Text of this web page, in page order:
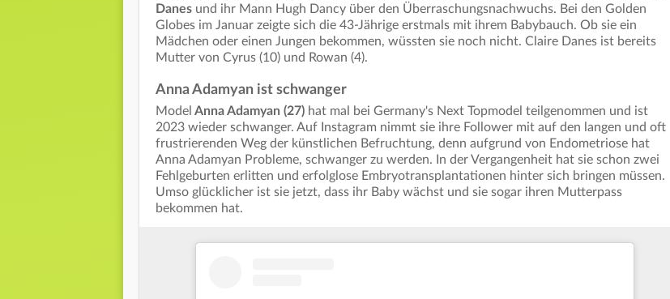
Danes und ihr Mann Hugh Dancy über den Überraschungsnachwuchs. Bei den Golden
Globes im Januar zeigte sich die 43-Jährige erstmals mit ihrem Babybauch. Ob sie ein
Mädchen oder einen Jungen bekommen, wüssten sie noch nicht. Claire Danes ist bereits
Mutter von Cyrus (10) und Rowan (4).
Anna Adamyan ist schwanger
Model Anna Adamyan (27) hat mal bei Germany's Next Topmodel teilgenommen und ist
2023 wieder schwanger. Auf Instagram nimmt sie ihre Follower mit auf den langen und oft
frustrierenden Weg der künstlichen Befruchtung, denn aufgrund von Endometriose hat
Anna Adamyan Probleme, schwanger zu werden. In der Vergangenheit hat sie schon zwei
Fehlgeburten erlitten und erfolglose Embryotransplantationen hinter sich bringen müssen.
Umso glücklicher ist sie jetzt, dass ihr Baby wächst und sie sogar ihren Mutterpass
bekommen hat.